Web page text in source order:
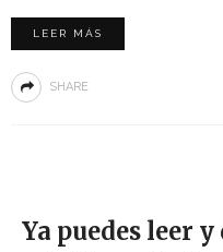
LEER MÁS
SHARE
Ya puedes leer